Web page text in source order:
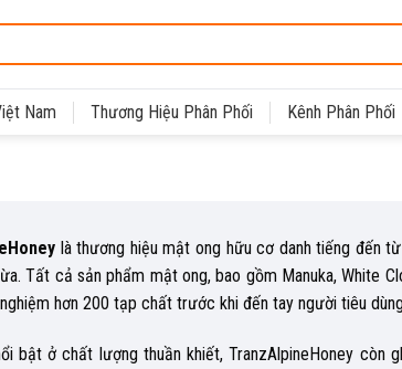
Nam Thương Hiệu Phân Phối Kênh Phân Phối
là thương hiệu mật ong hữu cơ danh tiếng đến
Tất cả sản phẩm mật ong, bao gồm Manuka, White
hơn 200 tạp chất trước khi đến tay người tiêu
bật ở chất lượng thuần khiết, TranzAlpineHoney còn